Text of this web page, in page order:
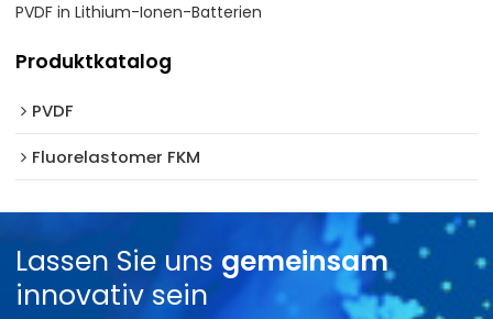
PVDF in Lithium-Ionen-Batterien
Produktkatalog
PVDF
Fluorelastomer FKM
Lassen Sie uns gemeinsam
innovativ sein